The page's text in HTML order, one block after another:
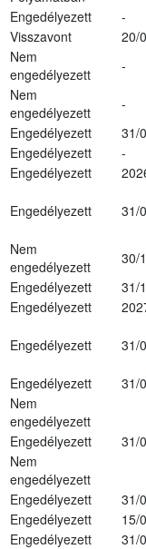
Engedélyezett
-
Visszavont
20/
Nem
engedélyezett
-
Nem
engedélyezett
-
Engedélyezett
31/
Engedélyezett
-
Engedélyezett
Engedélyezett 31/
Nem
engedélyezett
30/
Engedélyezett
31/
Engedélyezett
Engedélyezett 31/
Engedélyezett
31/
Nem
engedélyezett
Engedélyezett
31/
Nem
engedélyezett
Engedélyezett
31/
Engedélyezett
15/
Engedélyezett
31/